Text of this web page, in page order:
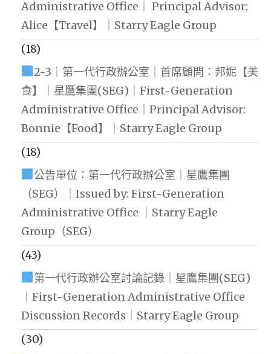
Administrative Office｜ Principal Advisor:
Alice【Travel】｜Starry Eagle Group
(18)
2-3｜第一代行政辦公室｜首席顧問：邦妮【美
食】｜星鷹集團(SEG)｜First-Generation
Administrative Office｜Principal Advisor:
Bonnie【Food】｜Starry Eagle Group
(18)
公告單位：第一代行政辦公室｜星鷹集團
（SEG）｜Issued by: First-Generation
Administrative Office ｜Starry Eagle
Group（SEG）
(43)
第一代行政辦公室討論記錄｜星鷹集團(SEG)
｜First-Generation Administrative Office
Discussion Records｜Starry Eagle Group
(30)